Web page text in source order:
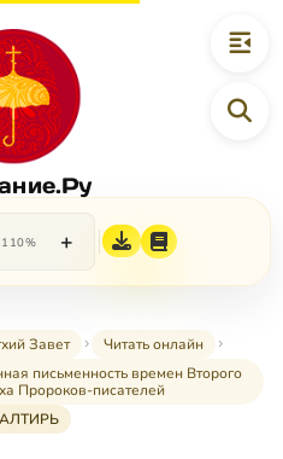
110% +
Завет
Читать онлайн
письменность времен Второго
Пророков-писателей